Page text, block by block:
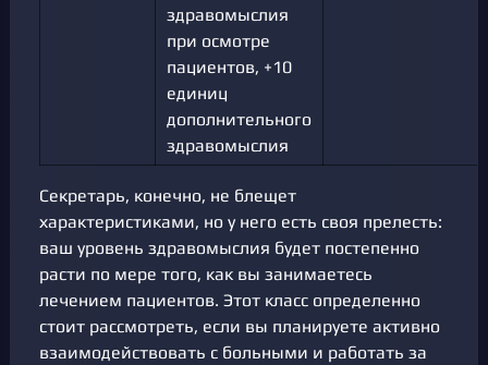
здравомыслия
при осмотре
пациентов, +10
единиц
дополнительного
здравомыслия
Секретарь, конечно, не блещет
характеристиками, но у него есть своя прелесть:
ваш уровень здравомыслия будет постепенно
расти по мере того, как вы занимаетесь
лечением пациентов. Этот класс определенно
стоит рассмотреть, если вы планируете активно
взаимодействовать с больными и работать за